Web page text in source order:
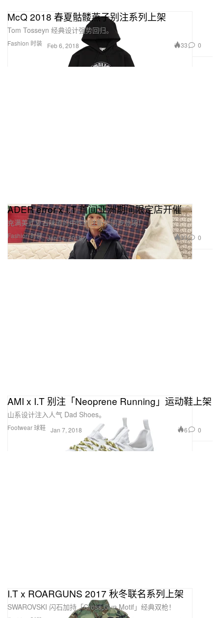
Fashion 时装
McQ 2018 春夏骷髅燕子别注系列上架
Tom Tosseyn 经典设计强势回归。
Feb 6, 2018 33 0
Fashion 时装
ADER error x I.T 首间亚洲期间限定店开催
充满美式复古味道的中性别注新作同步登场！
Jan 14, 2018 33 0
Footwear 球鞋
AMI x I.T 别注「Neoprene Running」运动鞋上架
山系设计注入人气 Dad Shoes。
Jan 7, 2018 6 0
I.T x ROARGUNS 2017 秋冬联名系列上架
SWAROVSKI 闪石加持「Cross Gun Motif」经典双枪！